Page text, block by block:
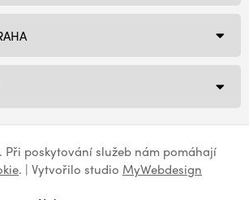
. Při poskytování služeb nám pomáhají
. | Vytvořilo studio MyWebdesign